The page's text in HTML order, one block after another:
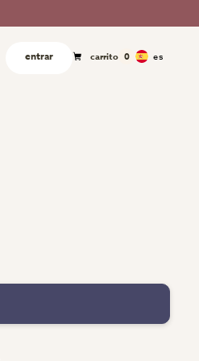
entrar carrito 0 es